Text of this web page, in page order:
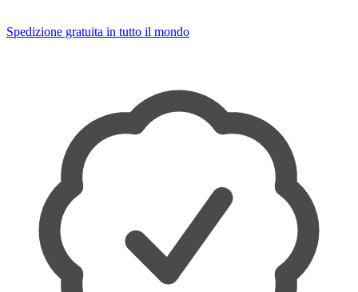
Spedizione gratuita in tutto il mondo